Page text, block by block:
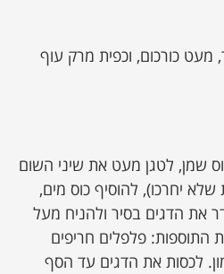
כורכום, וכפית מרק עוף
שמן, לטגן מעט את שיני השום
שלא יחרכו), להוסיף כוס מים,
את הדגים בסיר ולהניח מעל
התוספות: פלפלים חריפים
לכסות את הדגים עד הסף